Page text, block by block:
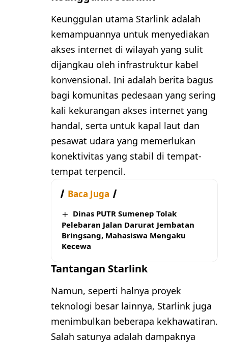
Keunggulan utama Starlink adalah
kemampuannya untuk menyediakan
akses internet di wilayah yang sulit
dijangkau oleh infrastruktur kabel
konvensional. Ini adalah berita bagus
bagi komunitas pedesaan yang sering
kali kekurangan akses internet yang
handal, serta untuk kapal laut dan
pesawat udara yang memerlukan
konektivitas yang stabil di tempat-
tempat terpencil.
Baca Juga
Dinas PUTR Sumenep Tolak
Pelebaran Jalan Darurat Jembatan
Bringsang, Mahasiswa Mengaku
Kecewa
Tantangan Starlink
Namun, seperti halnya proyek
teknologi besar lainnya, Starlink juga
menimbulkan beberapa kekhawatiran.
Salah satunya adalah dampaknya